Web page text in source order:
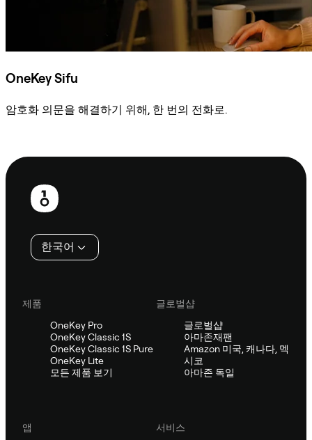
OneKey Sifu
암호화 의문을 해결하기 위해, 한 번의 전화로.
보
한국어
제품
OneKey Pro
OneKey Classic 1S
OneKey Classic 1S Pure
OneKey Lite
모든 제품 보기
글로벌샵
글로벌샵
아마존재팬
Amazon 미국, 캐나다, 멕
시코
아마존 독일
앱
서비스